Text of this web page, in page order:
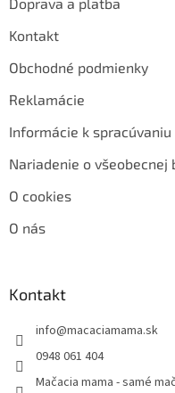
Doprava a platba
Kontakt
Obchodné podmienky
Reklamácie
Informácie k
Nariadenie o všeobecnej
O cookies
O nás
Kontakt
info@macaciamama.sk
0948 061 404
Mačacia mama - samé